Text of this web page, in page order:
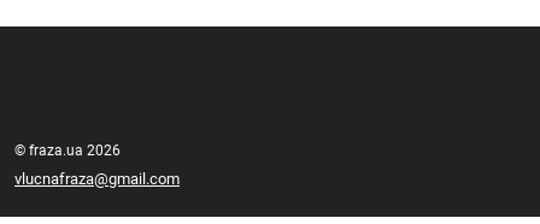
© fraza.ua 2026
vlucnafraza@gmail.com